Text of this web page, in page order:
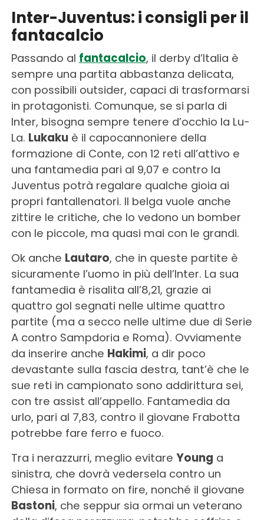
Inter-Juventus: i consigli per il
fantacalcio
Passando al fantacalcio, il derby d’Italia è
sempre una partita abbastanza delicata,
con possibili outsider, capaci di trasformarsi
in protagonisti. Comunque, se si parla di
Inter, bisogna sempre tenere d’occhio la Lu-
La. Lukakuè il capocannoniere della
formazione di Conte, con 12 reti all’attivo e
una fantamedia pari al 9,07 e contro la
Juventus potrà regalare qualche gioia ai
propri fantallenatori. Il belga vuole anche
zittire le critiche, che lo vedono un bomber
con le piccole, ma quasi mai con le grandi.
Ok anche Lautaro, che in queste partite è
sicuramente l’uomo in più dell’Inter. La sua
fantamedia è risalita all’8,21, grazie ai
quattro gol segnati nelle ultime quattro
partite (ma a secco nelle ultime due di Serie
A contro Sampdoria e Roma). Ovviamente
da inserire anche Hakimi, a dir poco
devastante sulla fascia destra, tant’è che le
sue reti in campionato sono addirittura sei,
con tre assist all’appello. Fantamedia da
urlo, pari al 7,83, contro il giovane Frabotta
potrebbe fare ferro e fuoco.
Tra i nerazzurri, meglio evitare Young a
sinistra, che dovrà vedersela contro un
Chiesa in formato on fire, nonché il giovane
Bastoni, che seppur sia ormai un veterano